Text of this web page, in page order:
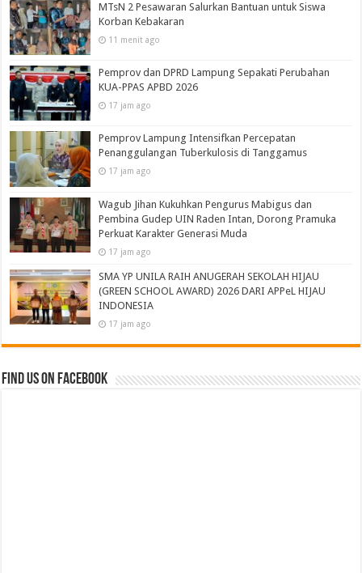
MTsN 2 Pesawaran Salurkan Bantuan untuk Siswa
Korban Kebakaran
11 menit ago
Pemprov dan DPRD Lampung Sepakati Perubahan
KUA-PPAS APBD 2026
17 jam ago
Pemprov Lampung Intensifkan Percepatan
Penanggulangan Tuberkulosis di Tanggamus
17 jam ago
Wagub Jihan Kukuhkan Pengurus Mabigus dan
Pembina Gudep UIN Raden Intan, Dorong Pramuka
Perkuat Karakter Generasi Muda
17 jam ago
SMA YP UNILA RAIH ANUGERAH SEKOLAH HIJAU
(GREEN SCHOOL AWARD) 2026 DARI APPeL HIJAU
INDONESIA
17 jam ago
Find us on Facebook